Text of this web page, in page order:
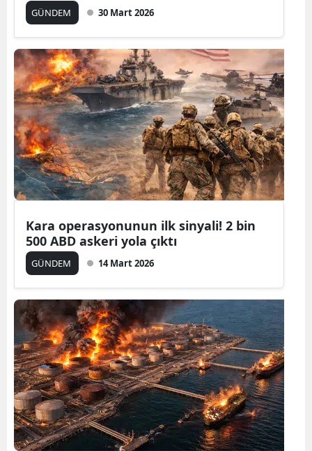
Gaziantep
Gümüşhane
Hakkari
Hatay
Isparta
Mersin
İzmir
Kastamonu
Kayseri
Kırklareli
Kırşehir
Kocaeli
Konya
GÜNDEM 30 Mart 2026
Kara operasyonunun ilk sinyali! 2 bin
500 ABD askeri yola çıktı
GÜNDEM 14 Mart 2026